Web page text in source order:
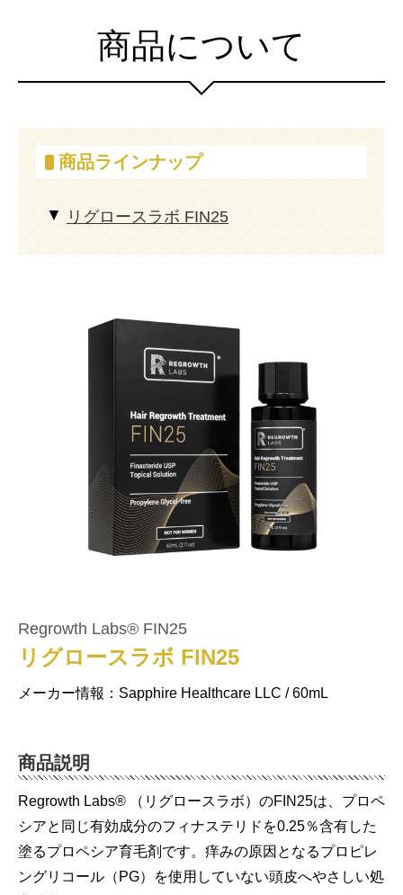
商品について
商品ラインナップ
リグロースラボ FIN25
Regrowth Labs® FIN25
リグロースラボ FIN25
メーカー情報：Sapphire Healthcare LLC / 60mL
商品説明
Regrowth Labs® （リグロースラボ）のFIN25は、プロペ
シアと同じ有効成分のフィナステリドを0.25％含有した
塗るプロペシア育毛剤です。痒みの原因となるプロピレ
ングリコール（PG）を使用していない頭皮へやさしい処